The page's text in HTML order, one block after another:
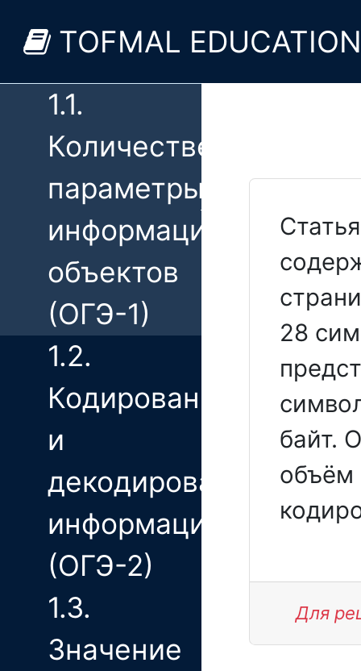
TOFMAL
часть
1.1.
Количественные
параметры
информационных
объектов
(ОГЭ-1)
1.2.
Кодирование
и
декодирование
информации
(ОГЭ-2)
1.3.
Значение
28
байт.
объём
Для